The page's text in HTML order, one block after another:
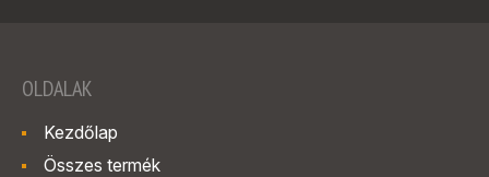
OLDALAK
Kezdőlap
Összes termék